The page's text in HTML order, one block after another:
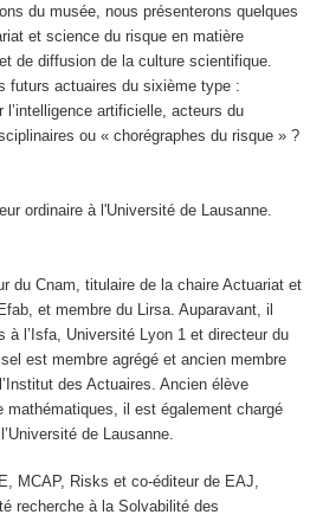
du musée, nous présenterons quelques
et science du risque en matière
de diffusion de la culture scientifique.
futurs actuaires du sixième type :
artificielle, acteurs du
ou « chorégraphes du risque » ?
ordinaire à l'Université de Lausanne.
du Cnam, titulaire de la chaire Actuariat et
et membre du Lirsa. Auparavant, il
à l’Isfa, Université Lyon 1 et directeur du
est membre agrégé et ancien membre
des Actuaires. Ancien élève
mathématiques, il est également chargé
de Lausanne.
MCAP, Risks et co-éditeur de EAJ,
recherche à la Solvabilité des